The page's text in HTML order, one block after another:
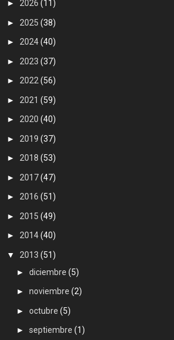
► 2026 (11)
► 2025 (38)
► 2024(40)
► 2023 (37)
► 2022 (56)
► 2021 (59)
► 2020 (40)
► 2019 (37)
► 2018 (53)
► 2017(47)
► 2016 (51)
► 2015 (49)
► 2014(40)
▼ 2013 (51)
►diciembre(5)
►noviembre(2)
►octubre(5)
►septiembre(1)